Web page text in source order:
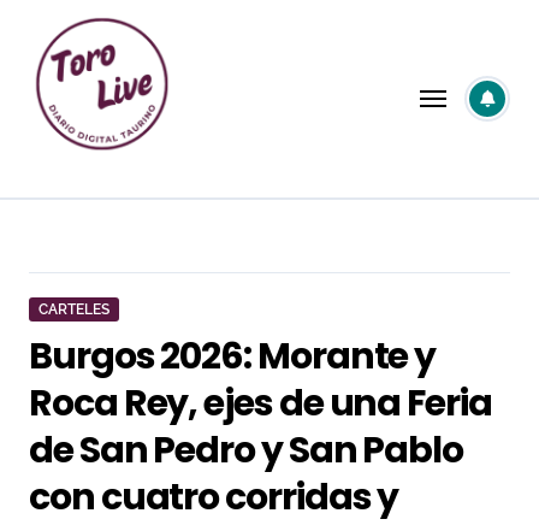
contenido
CARTELES
Burgos 2026: Morante y
Roca Rey, ejes de una Feria
de San Pedro y San Pablo
con cuatro corridas y